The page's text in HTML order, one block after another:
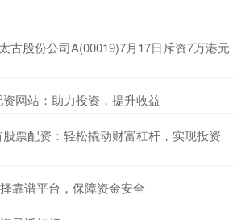
古股份公司A(00019)7月17日斥资7万港元
网站：助力投资，提升收益
票配资：轻松撬动财富杠杆，实现投资
靠谱平台，保障资金安全